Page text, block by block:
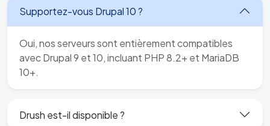
Supportez-vous Drupal 10 ?
Oui, nos serveurs sont entièrement compatibles
avec Drupal 9 et 10, incluant PHP 8.2+ et MariaDB
10+.
Drush est-il disponible ?